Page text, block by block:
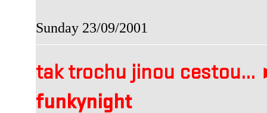
Sunday 23/09/2001
tak trochu jinou cestou...
funkynight